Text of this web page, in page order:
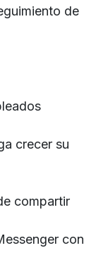
de
crecer su
compartir
con